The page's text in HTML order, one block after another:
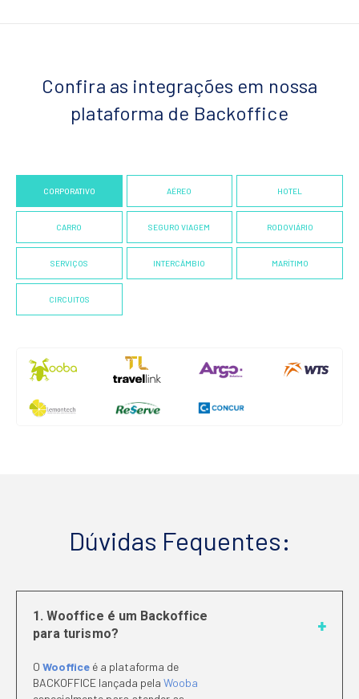
Confira as integrações em nossa
plataforma de Backoffice
CORPORATIVO AÉREO HOTEL
CARRO SEGURO VIAGEM RODOVIÁRIO
SERVIÇOS INTERCÂMBIO MARÍTIMO
CIRCUITOS
Dúvidas Fequentes:
1. Wooffice é um Backoffice
para turismo?
O Wooffice é a plataforma de
BACKOFFICE lançada pela Wooba